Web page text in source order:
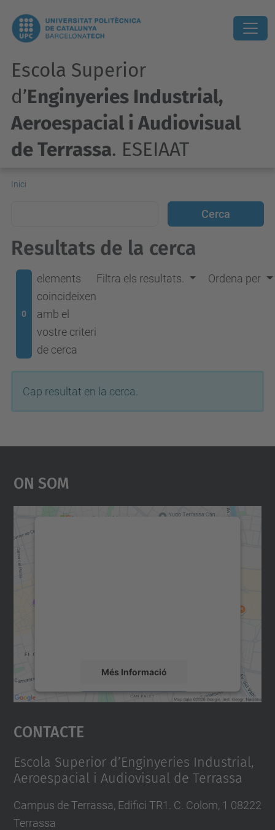
Escola Superior
d’Enginyeries Industrial,
Aeroespacial i Audiovisual
de Terrassa. ESEIAAT
Inici
Resultats de la cerca
0
elements
coincideixen
amb el
vostre criteri
de cerca
Filtra els resultats. Ordena per
Cap resultat en la cerca.
On Som
Més Informació
Accepta
powered by
Contacte
Escola Superior d’Enginyeries Industrial,
Aeroespacial i Audiovisual de Terrassa
Campus de Terrassa, Edifici TR1. C. Colom, 1 08222
Terrassa